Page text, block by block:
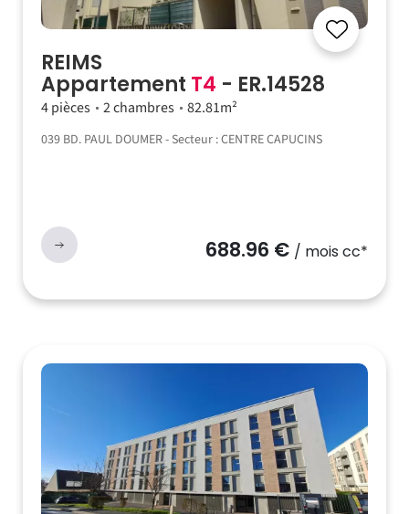
REIMS
Appartement T4 - ER.14528
4 pièces 2 chambres 82.81m²
039 BD. PAUL DOUMER - Secteur : CENTRE CAPUCINS
688.96 € / mois cc*